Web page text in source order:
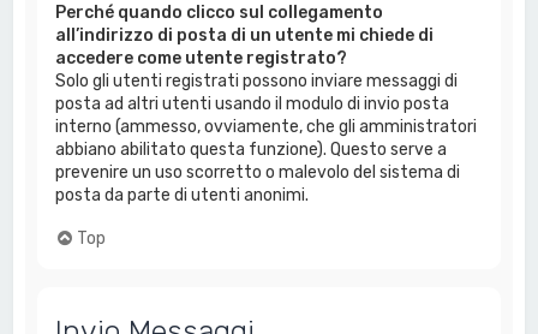
Perché quando clicco sul collegamento
all’indirizzo di posta di un utente mi chiede di
accedere come utente registrato?
Solo gli utenti registrati possono inviare messaggi di
posta ad altri utenti usando il modulo di invio posta
interno (ammesso, ovviamente, che gli amministratori
abbiano abilitato questa funzione). Questo serve a
prevenire un uso scorretto o malevolo del sistema di
posta da parte di utenti anonimi.
Top